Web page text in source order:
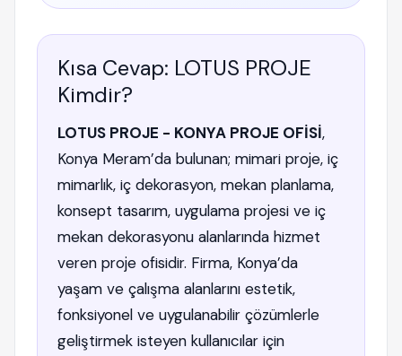
Kısa Cevap: LOTUS PROJE
Kimdir?
LOTUS PROJE - KONYA PROJE OFİSİ,
Konya Meram’da bulunan; mimari proje, iç
mimarlık, iç dekorasyon, mekan planlama,
konsept tasarım, uygulama projesi ve iç
mekan dekorasyonu alanlarında hizmet
veren proje ofisidir. Firma, Konya’da
yaşam ve çalışma alanlarını estetik,
fonksiyonel ve uygulanabilir çözümlerle
geliştirmek isteyen kullanıcılar için